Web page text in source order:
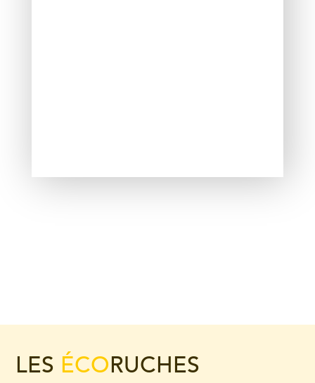
LES ÉCORUCHES